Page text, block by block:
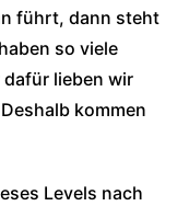
führt, dann steht
so viele
lieben wir
kommen
Levels nach